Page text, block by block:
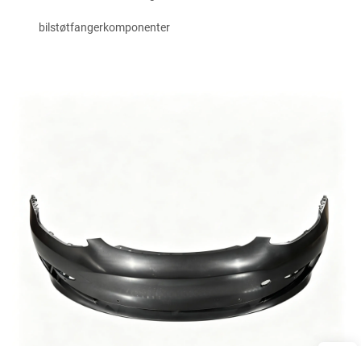
bilstøtfangerkomponenter